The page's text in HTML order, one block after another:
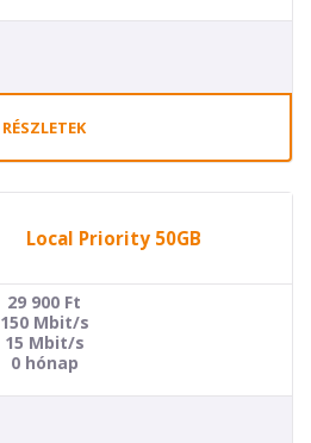
RÉSZLETEK
Local Priority 50GB
29 900 Ft
150 Mbit/s
15 Mbit/s
0 hónap